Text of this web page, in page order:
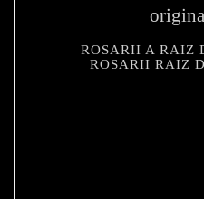
ROSARII A RAIZ
ROSARII RAIZ